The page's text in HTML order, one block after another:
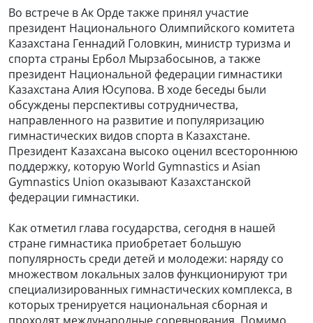
Во встрече в Ак Орде также принял участие
президент Национального Олимпийского комитета
Казахстана Геннадий Головкин, министр туризма и
спорта страны Ербол Мырзабосынов, а также
президент Национальной федерации гимнастики
Казахстана Алия Юсупова. В ходе беседы были
обсуждены перспективы сотрудничества,
направленного на развитие и популяризацию
гимнастических видов спорта в Казахстане.
Президент Казахсана высоко оценил всестороннюю
поддержку, которую World Gymnastics и Asian
Gymnastics Union оказывают Казахстанской
федерации гимнастики.
Как отметил глава государства, сегодня в нашей
стране гимнастика приобретает большую
популярность среди детей и молодежи: наряду со
множеством локальных залов функционируют три
специализированных гимнастических комплекса, в
которых тренируется национальная сборная и
проходят международные соревнования. Помимо